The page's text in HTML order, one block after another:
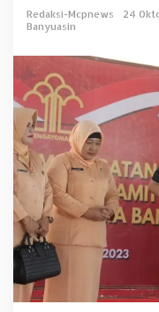
Redaksi-Mcpnews
24
Banyuasin